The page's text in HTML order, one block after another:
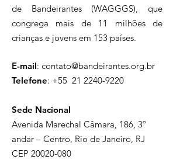
de Bandeirantes (WAGGGS), que
congrega mais de 11 milhões de
crianças e jovens em 153 países.
E-mail: contato@bandeirantes.org.br
Telefone: +55 21 2240-9220
Sede Nacional
Avenida Marechal Câmara, 186, 3º
andar – Centro, Rio de Janeiro, RJ
CEP 20020-080